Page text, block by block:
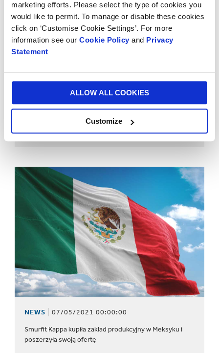
marketing efforts. Please select the type of cookies you
would like to permit. To manage or disable these cookies
click on ‘Customise Cookie Settings’. For more
information see our Cookie Policy and Privacy
Statement
ALLOW ALL COOKIES
Customize
NEWS 07/28/2021 00:00:00
Smurfit Kappa kupuje nowoczesną papiernię o zdolności
produkcyjnej wynoszącej 600 tysięcy ton
NEWS 07/05/2021 00:00:00
Smurfit Kappa kupiła zakład produkcyjny w Meksyku i
poszerzyła swoją ofertę